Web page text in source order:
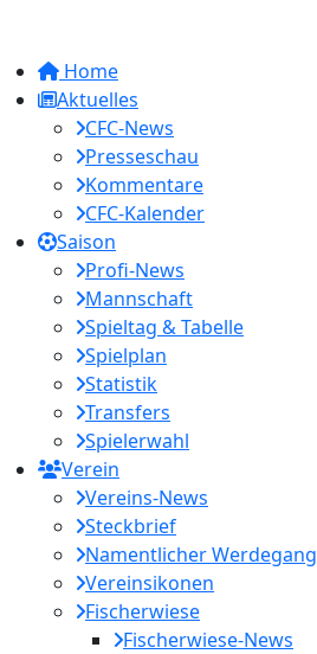
Home
Aktuelles
CFC-News
Presseschau
Kommentare
CFC-Kalender
Saison
Profi-News
Mannschaft
Spieltag & Tabelle
Spielplan
Statistik
Transfers
Spielerwahl
Verein
Vereins-News
Steckbrief
Namentlicher Werdegang
Vereinsikonen
Fischerwiese
Fischerwiese-News